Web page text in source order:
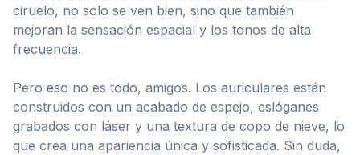
ciruelo, no solo se ven bien, sino que también
mejoran la sensación espacial y los tonos de alta
frecuencia.
Pero eso no es todo, amigos. Los auriculares están
construidos con un acabado de espejo, eslóganes
grabados con láser y una textura de copo de nieve, lo
que crea una apariencia única y sofisticada. Sin duda,